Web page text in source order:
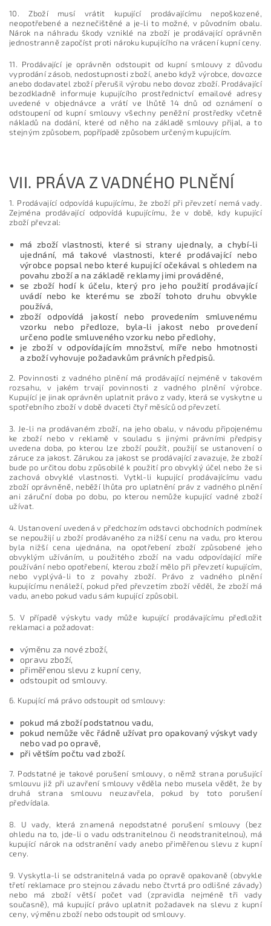
10. Zboží musí vrátit kupující prodávajícímu nepoškozené,
neopotřebené a neznečištěné a je-li to možné, v původním obalu.
Nárok na náhradu škody vzniklé na zboží je prodávající oprávněn
jednostranně započíst proti nároku kupujícího na vrácení kupní ceny.
11. Prodávající je oprávněn odstoupit od kupní smlouvy z důvodu
vyprodání zásob, nedostupnosti zboží, anebo když výrobce, dovozce
anebo dodavatel zboží přerušil výrobu nebo dovoz zboží. Prodávající
bezodkladně informuje kupujícího prostřednictví emailové adresy
uvedené v objednávce a vrátí ve lhůtě 14 dnů od oznámení o
odstoupení od kupní smlouvy všechny peněžní prostředky včetně
nákladů na dodání, které od něho na základě smlouvy přijal, a to
stejným způsobem, popřípadě způsobem určeným kupujícím.
VII. PRÁVA Z VADNÉHO PLNĚNÍ
1. Prodávající odpovídá kupujícímu, že zboží při převzetí nemá vady.
Zejména prodávající odpovídá kupujícímu, že v době, kdy kupující
zboží převzal:
má zboží vlastnosti, které si strany ujednaly, a chybí-li
ujednání, má takové vlastnosti, které prodávající nebo
výrobce popsal nebo které kupující očekával s ohledem na
povahu zboží a na základě reklamy jimi prováděné,
se zboží hodí k účelu, který pro jeho použití prodávající
uvádí nebo ke kterému se zboží tohoto druhu obvykle
používá,
zboží odpovídá jakostí nebo provedením smluvenému
vzorku nebo předloze, byla-li jakost nebo provedení
určeno podle smluveného vzorku nebo předlohy,
je zboží v odpovídajícím množství, míře nebo hmotnosti
azboží vyhovuje požadavkům právních předpisů.
2. Povinnosti z vadného plnění má prodávající nejméně v takovém
rozsahu, v jakém trvají povinnosti z vadného plnění výrobce.
Kupující je jinak oprávněn uplatnit právo z vady, která se vyskytne u
spotřebního zboží v době dvaceti čtyř měsíců od převzetí.
3. Je-li na prodávaném zboží, na jeho obalu, v návodu připojenému
ke zboží nebo v reklamě v souladu s jinými právními předpisy
uvedena doba, po kterou lze zboží použít, použijí se ustanovení o
záruce za jakost. Zárukou za jakost se prodávající zavazuje, že zboží
bude po určitou dobu způsobilé k použití pro obvyklý účel nebo že si
zachová obvyklé vlastnosti. Vytkl-li kupující prodávajícímu vadu
zboží oprávněně, neběží lhůta pro uplatnění práv z vadného plnění
ani záruční doba po dobu, po kterou nemůže kupující vadné zboží
užívat.
4. Ustanovení uvedená v předchozím odstavci obchodních podmínek
se nepoužijí u zboží prodávaného za nižší cenu na vadu, pro kterou
byla nižší cena ujednána, na opotřebení zboží způsobené jeho
obvyklým užíváním, u použitého zboží na vadu odpovídající míře
používání nebo opotřebení, kterou zboží mělo při převzetí kupujícím,
nebo vyplývá-li to z povahy zboží. Právo z vadného plnění
kupujícímu nenáleží, pokud před převzetím zboží věděl, že zboží má
vadu, anebo pokud vadu sám kupující způsobil.
5. V případě výskytu vady může kupující prodávajícímu předložit
reklamaci a požadovat:
výměnu za nové zboží,
opravu zboží,
přiměřenou slevu z kupní ceny,
odstoupit od smlouvy.
6. Kupující má právo odstoupit od smlouvy:
pokud má zboží podstatnou vadu,
pokud nemůže věc řádně užívat pro opakovaný výskyt vady
nebo vad po opravě,
při větším počtu vad zboží.
7. Podstatné je takové porušení smlouvy, o němž strana porušující
smlouvu již při uzavření smlouvy věděla nebo musela vědět, že by
druhá strana smlouvu neuzavřela, pokud by toto porušení
předvídala.
8. U vady, která znamená nepodstatné porušení smlouvy (bez
ohledu na to, jde-li o vadu odstranitelnou či neodstranitelnou), má
kupující nárok na odstranění vady anebo přiměřenou slevu z kupní
ceny.
9. Vyskytla-li se odstranitelná vada po opravě opakovaně (obvykle
třetí reklamace pro stejnou závadu nebo čtvrtá pro odlišné závady)
nebo má zboží větší počet vad (zpravidla nejméně tři vady
současně), má kupující právo uplatnit požadavek na slevu z kupní
ceny, výměnu zboží nebo odstoupit od smlouvy.